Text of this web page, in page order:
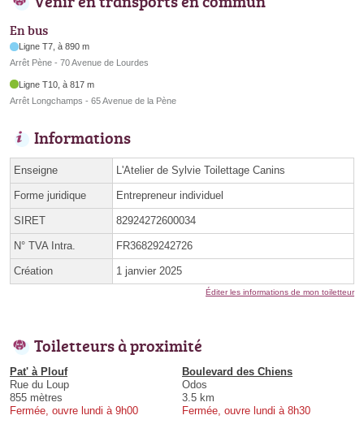
En bus
Ligne T7, à 890 m
Arrêt Pène - 70 Avenue de Lourdes
Ligne T10, à 817 m
Arrêt Longchamps - 65 Avenue de la Pène
Informations
Enseigne L'Atelier de Sylvie Toilettage Canins
Forme juridique Entrepreneur individuel
SIRET 82924272600034
N° TVA Intra. FR36829242726
Création 1 janvier 2025
Éditer les informations de mon toiletteur
Toiletteurs à proximité
Pat' à Plouf
Rue du Loup
855 mètres
Fermée, ouvre lundi à 9h00
Boulevard des Chiens
Odos
3.5 km
Fermée, ouvre lundi à 8h30